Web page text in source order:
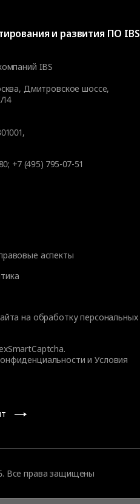
и развития ПО IBS
IBS
, Дмитровское шоссе,
; +7 (495) 795-07-51
аспекты
на обработку персональных
иУсловия
Все права защищены